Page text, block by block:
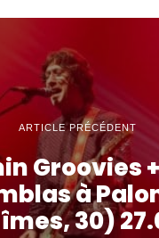
ARTICLE PRÉCÉDENT
Groovies
à
30)